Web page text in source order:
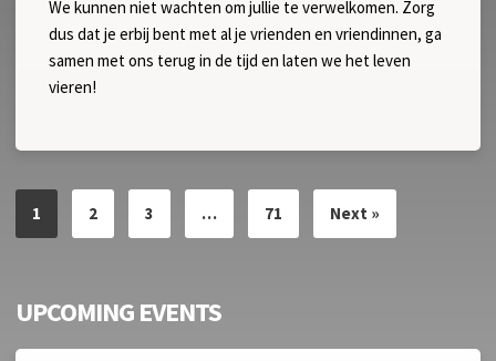
We kunnen niet wachten om jullie te verwelkomen. Zorg
dus dat je erbij bent met al je vrienden en vriendinnen, ga
samen met ons terug in de tijd en laten we het leven
vieren!
1 2 3 … 71 Next »
UPCOMING EVENTS